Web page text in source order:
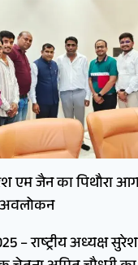
एम जैन का पिथौरा
अवलोकन
– राष्ट्रीय अध्यक्ष